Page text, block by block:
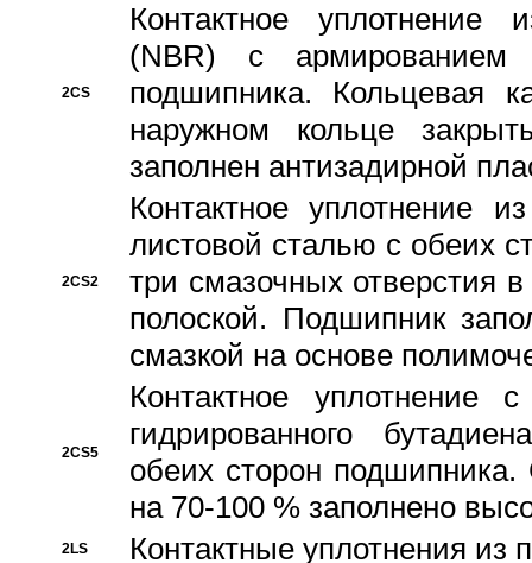
2CS
Контактное уплотнение
(NBR) с
подшипника. Кольцевая
наружном кольце
заполнен антизадирной
2CS2
Контактное уплотнение
листовой сталью с обеих
три смазочных отверстия
полоской. Подшипник
смазкой на основе
2CS5
Контактное уплотнение
гидрированного
обеих сторон
на 70-100 % заполнено
2LS Контактные уплотнения из